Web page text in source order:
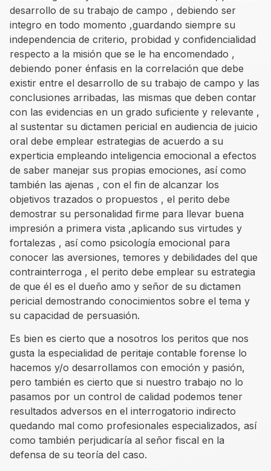
desarrollo de su trabajo de campo , debiendo ser
integro en todo momento ,guardando siempre su
independencia de criterio, probidad y confidencialidad
respecto a la misión que se le ha encomendado ,
debiendo poner énfasis en la correlación que debe
existir entre el desarrollo de su trabajo de campo y las
conclusiones arribadas, las mismas que deben contar
con las evidencias en un grado suficiente y relevante ,
al sustentar su dictamen pericial en audiencia de juicio
oral debe emplear estrategias de acuerdo a su
experticia empleando inteligencia emocional a efectos
de saber manejar sus propias emociones, así como
también las ajenas , con el fin de alcanzar los
objetivos trazados o propuestos , el perito debe
demostrar su personalidad firme para llevar buena
impresión a primera vista ,aplicando sus virtudes y
fortalezas , así como psicología emocional para
conocer las aversiones, temores y debilidades del que
contrainterroga , el perito debe emplear su estrategia
de que él es el dueño amo y señor de su dictamen
pericial demostrando conocimientos sobre el tema y
su capacidad de persuasión.
Es bien es cierto que a nosotros los peritos que nos
gusta la especialidad de peritaje contable forense lo
hacemos y/o desarrollamos con emoción y pasión,
pero también es cierto que si nuestro trabajo no lo
pasamos por un control de calidad podemos tener
resultados adversos en el interrogatorio indirecto
quedando mal como profesionales especializados, así
como también perjudicaría al señor fiscal en la
defensa de su teoría del caso.